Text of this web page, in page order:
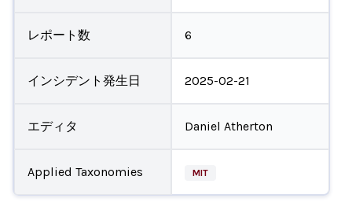
レポート数 6
インシデント発生日 2025-02-21
エディタ Daniel Atherton
Applied Taxonomies MIT